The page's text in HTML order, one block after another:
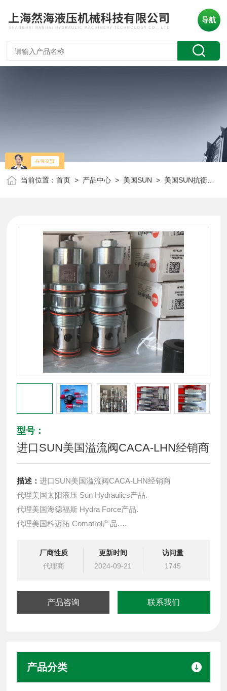
导航
当前位置：首页 > 产品中心 > 美国SUN > 美国SUN抗衡阀
型号：
进口SUN美国溢流阀CACA-LHN经销商
描述：进口SUN美国溢流阀CACA-LHN经销商
代理美国太阳液压 Sun Hydraulics产品.
代理美国海德福斯 Hydra Force产品.
代理美国科迈拓 Comatrol产品.
提供油路系统设计,油路块设计,阀块设计与选型
液压油缸，经销力士乐、派克、中国台湾北部等液压元件
厂商性质
代理商
更新时间
2024-09-21
访问量
1745
产品咨询 联系我们
产品分类